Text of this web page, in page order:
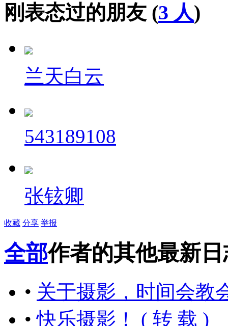
刚表态过的朋友 (3 人)
兰天白云
543189108
张铉卿
收藏 分享 举报
全部作者的其他最新日
• 关于摄影，时间会教
•快乐摄影！ ( 转 载 )